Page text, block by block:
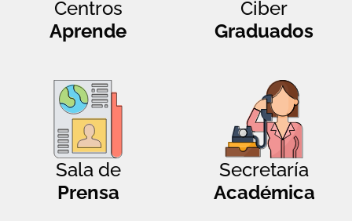
Centros
Aprende
Ciber
Graduados
Sala de
Prensa
Secretaría
Académica